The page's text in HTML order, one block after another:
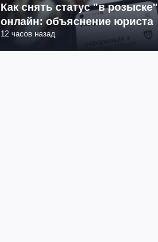
Как снять статус "в розыске"
онлайн: объяснение юриста
12 часов назад